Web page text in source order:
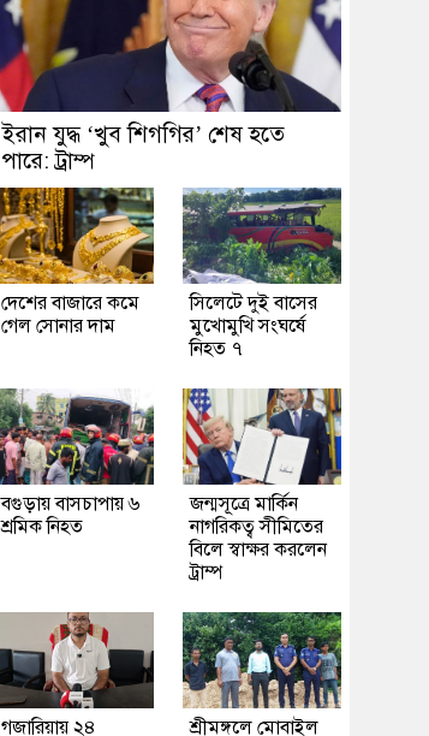
ইরান যুদ্ধ ‘খুব শিগগির’ শেষ হতে
পারে: ট্রাম্প
দেশের বাজারে কমে
গেল সোনার দাম
সিলেটে দুই বাসের
মুখোমুখি সংঘর্ষে
নিহত ৭
বগুড়ায় বাসচাপায় ৬
শ্রমিক নিহত
জন্মসূত্রে মার্কিন
নাগরিকত্ব সীমিতের
বিলে স্বাক্ষর করলেন
ট্রাম্প
গজারিয়ায় ২৪
শ্রীমঙ্গলে মোবাইল